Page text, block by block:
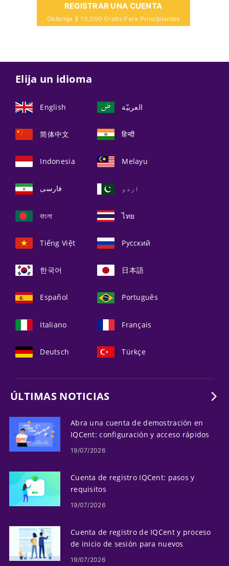
REGISTRAR UNA CUENTA
Obtenga $ 10,000 Gratis Para Principiantes
Elija un idioma
English العربيّة
简体中文 हिन्दी
Indonesia Melayu
فارسی اردو
বাংলা ไทย
Tiếng Việt Русский
한국어 日本語
Español Português
Italiano Français
Deutsch Türkçe
ÚLTIMAS NOTICIAS
Abra una cuenta de demostración en
IQCent: configuración y acceso rápidos
19/07/2026
Cuenta de registro IQCent: pasos y
requisitos
19/07/2026
Cuenta de registro de IQCent y proceso
de inicio de sesión para nuevos
usuarios
19/07/2026